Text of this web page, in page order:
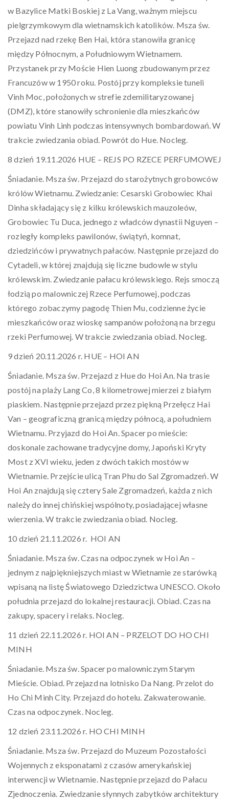
w Bazylice Matki Boskiej z La Vang, ważnym miejscu
pielgrzymkowym dla wietnamskich katolików. Msza św.
Przejazd nad rzekę Ben Hai, która stanowiła granicę
między Północnym, a Południowym Wietnamem.
Przystanek przy Moście Hien Luong zbudowanym przez
Francuzów w 1950 roku. Postój przy kompleksie tuneli
Vinh Moc, położonych w strefie zdemilitaryzowanej
(DMZ), które stanowiły schronienie dla mieszkańców
powiatu Vinh Linh podczas intensywnych bombardowań. W
trakcie zwiedzania obiad. Powrót do Hue. Nocleg.
8 dzień 19.11.2026 HUE – REJS PO RZECE PERFUMOWEJ
Śniadanie. Msza św. Przejazd do starożytnych grobowców
królów Wietnamu. Zwiedzanie: Cesarski Grobowiec Khai
Dinha składający się z kilku królewskich mauzoleów,
Grobowiec Tu Duca, jednego z władców dynastii Nguyen –
rozległy kompleks pawilonów, świątyń, komnat,
dziedzińców i prywatnych pałaców. Następnie przejazd do
Cytadeli, w której znajdują się liczne budowle w stylu
królewskim. Zwiedzanie pałacu królewskiego. Rejs smoczą
łodzią po malowniczej Rzece Perfumowej, podczas
którego zobaczymy pagodę Thien Mu, codzienne życie
mieszkańców oraz wioskę sampanów położoną na brzegu
rzeki Perfumowej. W trakcie zwiedzania obiad. Nocleg.
9 dzień 20.11.2026 r. HUE – HOI AN
Śniadanie. Msza św. Przejazd z Hue do Hoi An. Na trasie
postój na plaży Lang Co, 8 kilometrowej mierzei z białym
piaskiem. Następnie przejazd przez piękną Przełęcz Hai
Van – geograficzną granicą między północą, a południem
Wietnamu. Przyjazd do Hoi An. Spacer po mieście:
doskonale zachowane tradycyjne domy, Japoński Kryty
Most z XVI wieku, jeden z dwóch takich mostów w
Wietnamie. Przejście ulicą Tran Phu do Sal Zgromadzeń. W
Hoi An znajdują się cztery Sale Zgromadzeń, każda z nich
należy do innej chińskiej wspólnoty, posiadającej własne
wierzenia. W trakcie zwiedzania obiad. Nocleg.
10 dzień 21.11.2026 r. HOI AN
Śniadanie. Msza św. Czas na odpoczynek w Hoi An –
jednym z najpiękniejszych miast w Wietnamie ze starówką
wpisaną na listę Światowego Dziedzictwa UNESCO. Około
południa przejazd do lokalnej restauracji. Obiad. Czas na
zakupy, spacery i relaks. Nocleg.
11 dzień 22.11.2026 r. HOI AN – PRZELOT DO HO CHI
MINH
Śniadanie. Msza św. Spacer po malowniczym Starym
Mieście. Obiad. Przejazd na lotnisko Da Nang. Przelot do
Ho Chi Minh City. Przejazd do hotelu. Zakwaterowanie.
Czas na odpoczynek. Nocleg.
12 dzień 23.11.2026 r. HO CHI MINH
Śniadanie. Msza św. Przejazd do Muzeum Pozostałości
Wojennych z eksponatami z czasów amerykańskiej
interwencji w Wietnamie. Następnie przejazd do Pałacu
Zjednoczenia. Zwiedzanie słynnych zabytków architektury